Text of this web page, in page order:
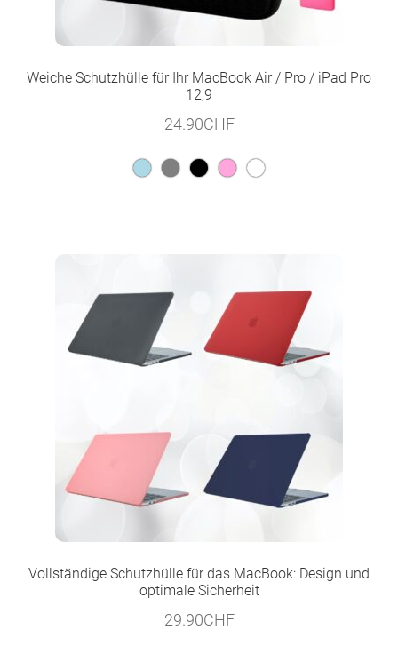
Weiche Schutzhülle für Ihr MacBook Air / Pro / iPad Pro
12,9
24.90CHF
Vollständige Schutzhülle für das MacBook: Design und
optimale Sicherheit
29.90CHF